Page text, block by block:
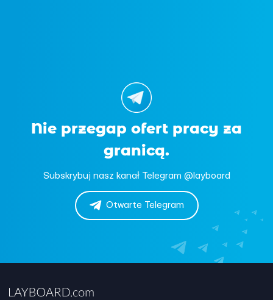
Nie przegap ofert pracy za
granicą.
Subskrybuj nasz kanał Telegram @layboard
Otwarte Telegram